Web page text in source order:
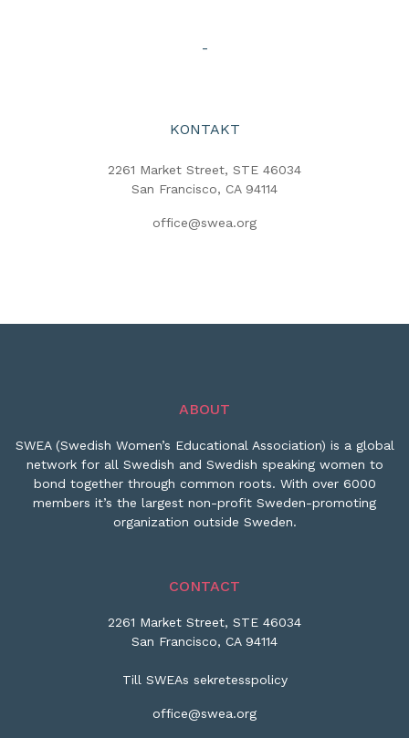
-
KONTAKT
2261 Market Street, STE 46034
San Francisco, CA 94114
office@swea.org
ABOUT
SWEA (Swedish Women’s Educational Association) is a global
network for all Swedish and Swedish speaking women to
bond together through common roots. With over 6000
members it’s the largest non-profit Sweden-promoting
organization outside Sweden.
CONTACT
2261 Market Street, STE 46034
San Francisco, CA 94114
Till SWEAs sekretesspolicy
office@swea.org